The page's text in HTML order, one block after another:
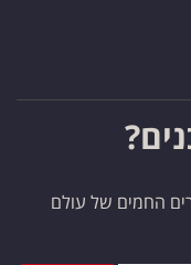
החמים של עולם